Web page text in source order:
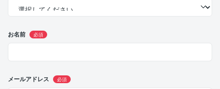
お名前 必須
メールアドレス 必須